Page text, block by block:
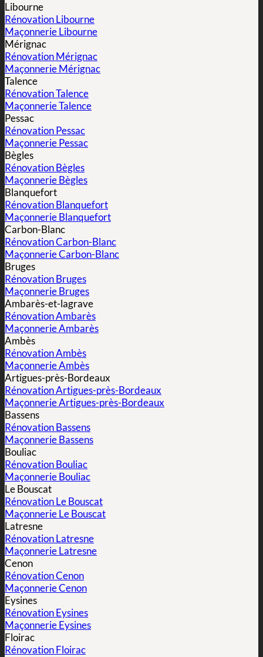
Libourne
Rénovation Libourne
Maçonnerie Libourne
Mérignac
Rénovation Mérignac
Maçonnerie Mérignac
Talence
Rénovation Talence
Maçonnerie Talence
Pessac
Rénovation Pessac
Maçonnerie Pessac
Bègles
Rénovation Bègles
Maçonnerie Bègles
Blanquefort
Rénovation Blanquefort
Maçonnerie Blanquefort
Carbon-Blanc
Rénovation Carbon-Blanc
Maçonnerie Carbon-Blanc
Bruges
Rénovation Bruges
Maçonnerie Bruges
Ambarès-et-lagrave
Rénovation Ambarès
Maçonnerie Ambarès
Ambès
Rénovation Ambès
Maçonnerie Ambès
Artigues-près-Bordeaux
Rénovation Artigues-près-Bordeaux
Maçonnerie Artigues-près-Bordeaux
Bassens
Rénovation Bassens
Maçonnerie Bassens
Bouliac
Rénovation Bouliac
Maçonnerie Bouliac
Le Bouscat
Rénovation Le Bouscat
Maçonnerie Le Bouscat
Latresne
Rénovation Latresne
Maçonnerie Latresne
Cenon
Rénovation Cenon
Maçonnerie Cenon
Eysines
Rénovation Eysines
Maçonnerie Eysines
Floirac
Rénovation Floirac